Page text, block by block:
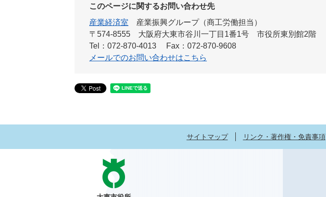
このページに関するお問い合わせ先
産業経済室
産業振興グループ（商工労働担当）
〒574-8555 大阪府大東市谷川一丁目1番1号 市役所東別館2階
Tel：072-870-4013
Fax：072-870-9608
メールでのお問い合わせはこちら
サイトマップ リンク・著作権・免責事項